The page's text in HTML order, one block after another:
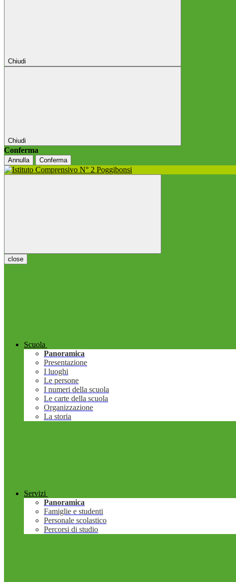
Chiudi
Chiudi
Conferma
Annulla Conferma
close
Scuola
Panoramica
Presentazione
I luoghi
Le persone
I numeri della scuola
Le carte della scuola
Organizzazione
La storia
Servizi
Panoramica
Famiglie e studenti
Personale scolastico
Percorsi di studio